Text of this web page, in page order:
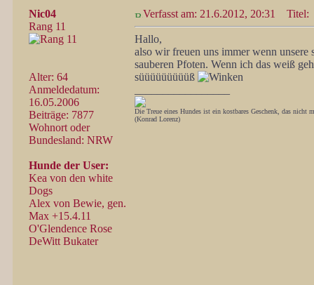
Nic04
Rang 11
Alter: 64
Anmeldedatum:
16.05.2006
Beiträge: 7877
Wohnort oder
Bundesland: NRW
Hunde der User:
Kea von den white
Dogs
Alex von Bewie, gen.
Max +15.4.11
O'Glendence Rose
DeWitt Bukater
Verfasst am: 21.6.2012, 20:31 Titel:
Hallo,
also wir freuen uns immer wenn
sauberen Pfoten. Wenn ich das weiß
süüüüüüüüüß
Die Treue eines Hundes ist ein kostbares Geschenk, das nicht
(Konrad Lorenz)